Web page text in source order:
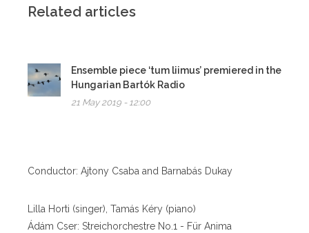
Related articles
Ensemble piece ‘tum liimus’ premiered in the
Hungarian Bartók Radio
21 May 2019 - 12:00
Conductor: Ajtony Csaba and Barnabás Dukay
Lilla Horti (singer), Tamás Kéry (piano)
Ádám Cser: Streichorchestre No.1 - Für Anima